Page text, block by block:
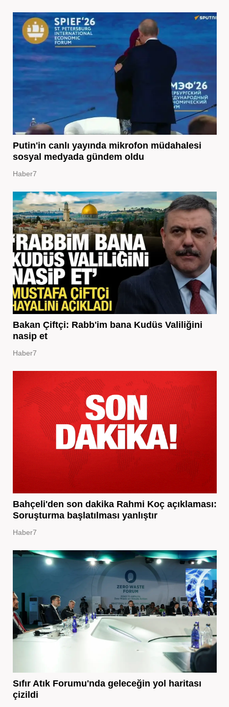
Putin'in canlı yayında mikrofon müdahalesi
sosyal medyada gündem oldu
Haber7
Bakan Çiftçi: Rabb'im bana Kudüs Valiliğini
nasip et
Haber7
Bahçeli'den son dakika Rahmi Koç açıklaması:
Soruşturma başlatılması yanlıştır
Haber7
Sıfır Atık Forumu'nda geleceğin yol haritası
çizildi